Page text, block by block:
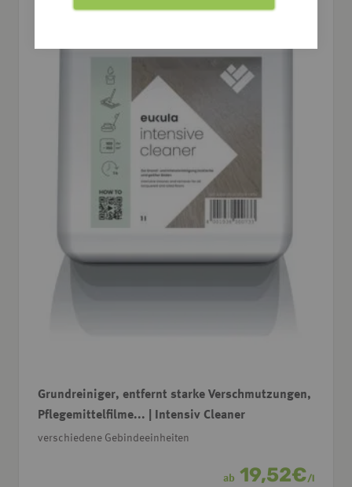
Grundreiniger, entfernt starke Verschmutzungen,
Pflegemittelfilme... | Intensiv Cleaner
verschiedene Gebindeeinheiten
ab 19,52€/l